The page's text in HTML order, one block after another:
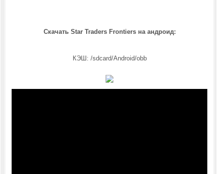
Скачать Star Traders Frontiers на андроид:
КЭШ: /sdcard/Android/obb